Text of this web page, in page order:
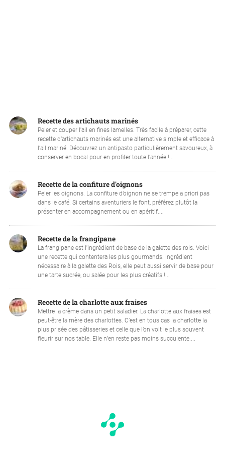
Recette des artichauts marinés
Peler et couper l'ail en fines lamelles. Très facile à préparer, cette
recette d’artichauts marinés est une alternative simple et efficace à
l’ail mariné. Découvrez un antipasto particulièrement savoureux, à
conserver en bocal pour en profiter toute l’année !...
Recette de la confiture d'oignons
Peler les oignons. La confiture d’oignon ne se trempe a priori pas
dans le café. Si certains aventuriers le font, préférez plutôt la
présenter en accompagnement ou en apéritif....
Recette de la frangipane
La frangipane est l'ingrédient de base de la galette des rois. Voici
une recette qui contentera les plus gourmands. Ingrédient
nécessaire à la galette des Rois, elle peut aussi servir de base pour
une tarte sucrée, ou salée pour les plus créatifs !...
Recette de la charlotte aux fraises
Mettre la crème dans un petit saladier. La charlotte aux fraises est
peut-être la mère des charlottes. C’est en tous cas la charlotte la
plus prisée des pâtisseries et celle que l’on voit le plus souvent
fleurir sur nos table. Elle n’en reste pas moins succulente....